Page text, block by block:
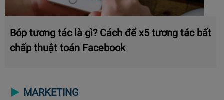
Bóp tương tác là gì? Cách để x5 tương tác bất
chấp thuật toán Facebook
MARKETING